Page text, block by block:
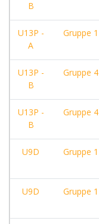
B
U13P -
A
Gruppe 1
U13P -
B
Gruppe 4
U13P -
B
Gruppe 4
U9D Gruppe 1
U9D Gruppe 1